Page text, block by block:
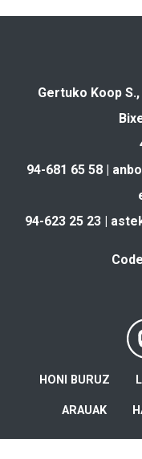
Gertuko Koop
94-681 65 58 |
94-623 25 23 |
HONI BURUZ
ARAUAK